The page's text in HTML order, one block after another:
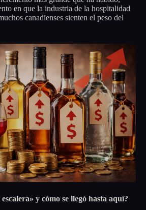
en que la industria de la hospitalidad
canadienses sienten el peso del
y cómo se llegó hasta aquí?